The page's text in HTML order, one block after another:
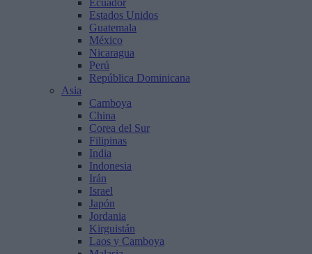
Ecuador
Estados Unidos
Guatemala
México
Nicaragua
Perú
República Dominicana
Asia
Camboya
China
Corea del Sur
Filipinas
India
Indonesia
Irán
Israel
Japón
Jordania
Kirguistán
Laos y Camboya